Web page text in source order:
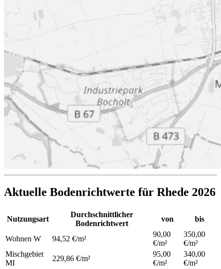
Aktuelle Bodenrichtwerte für Rhede 2026
Nutzungsart
Durchschnittlicher
Bodenrichtwert
von bis
Wohnen W 94,52 €/m²
90,00
€/m²
350,00
€/m²
Mischgebiet
MI
229,86 €/m²
95,00
€/m²
340,00
€/m²